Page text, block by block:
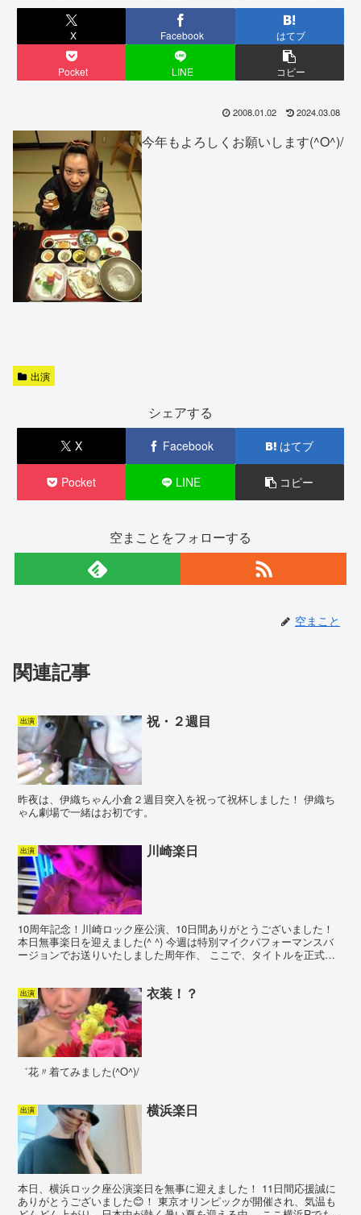
X Facebook はてブ
Pocket LINE コピー
2008.01.02 2024.03.08
今年もよろしくお願いします(^O^)/
出演
シェアする
X Facebook はてブ
Pocket LINE コピー
空まことをフォローする
空まこと
関連記事
出演 祝・２週目
昨夜は、伊織ちゃん小倉２週目突入を祝って祝杯しました！ 伊織ち
ゃん劇場で一緒はお初です。
出演 川崎楽日
10周年記念！川崎ロック座公演、10日間ありがとうございました！
本日無事楽日を迎えました(^ ^) 今週は特別マイクパフォーマンスバ
ージョンでお送りいたしました周年作、 ここで、タイトルを正式発
出演 衣装！？
゛花〃着てみました(^O^)/
出演 横浜楽日
本日、横浜ロック座公演楽日を無事に迎えました！ 11日間応援誠に
ありがとうございました😊！ 東京オリンピックが開催され、気温も